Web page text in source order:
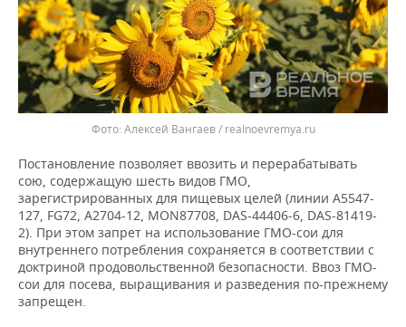
Алексей Вангаев / realnoevremya.ru
Постановление позволяет ввозить и перерабатывать
сою, содержащую шесть видов ГМО,
зарегистрированных для пищевых целей (линии А5547-
127, FG72, А2704-12, MON87708, DAS-44406-6, DAS-81419-
2). При этом запрет на использование ГМО-сои для
внутреннего потребления сохраняется в соответствии с
доктриной продовольственной безопасности. Ввоз ГМО-
сои для посева, выращивания и разведения по-прежнему
запрещен.